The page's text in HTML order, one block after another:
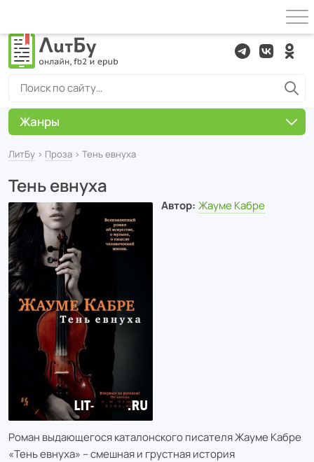
ЛитБу › Проза › Тень евнуха
Тень евнуха
Автор: Жауме Кабре
Роман выдающегося каталонского писателя Жауме Кабре
«Тень евнуха» – смешная и грустная история
Жанры